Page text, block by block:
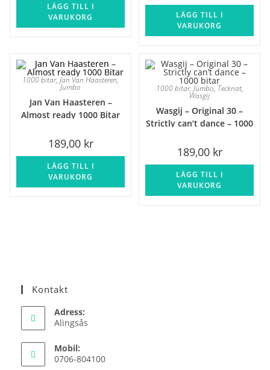
LÄGG TILL I
VARUKORG
LÄGG TILL I
VARUKORG
1000 bitar, Jan Van Haasteren,
Jumbo
Jan Van Haasteren –
Almost ready 1000 Bitar
189,00 kr
LÄGG TILL I
VARUKORG
1000 bitar, Jumbo, Tecknat,
Wasgij
Wasgij – Original 30 –
Strictly can’t dance – 1000
189,00 kr
LÄGG TILL I
VARUKORG
Kontakt
Adress:
Alingsås
Mobil:
0706-804100